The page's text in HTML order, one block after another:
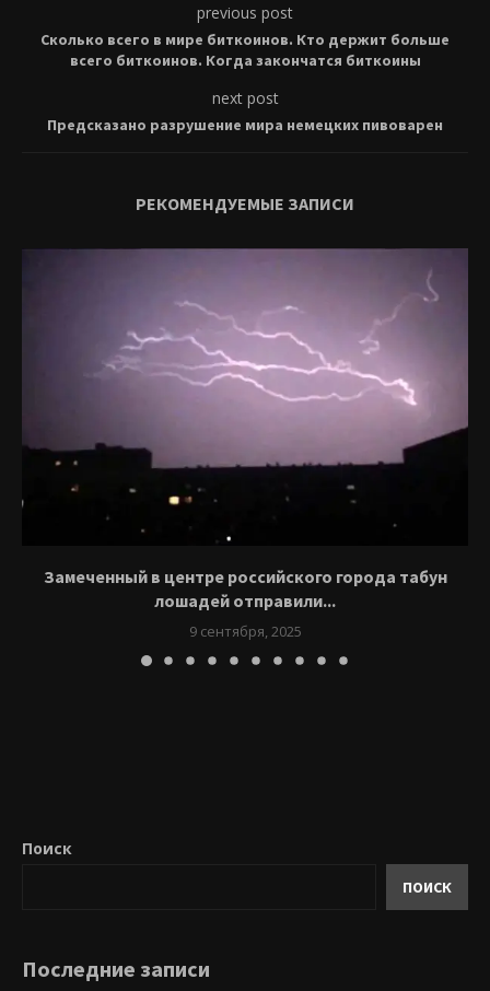
previous post
Сколько всего в мире биткоинов. Кто держит больше
всего биткоинов. Когда закончатся биткоины
next post
Предсказано разрушение мира немецких пивоварен
РЕКОМЕНДУЕМЫЕ ЗАПИСИ
Замеченный в центре российского города табун
лошадей отправили...
9 сентября, 2025
Поиск
ПОИСК
Последние записи